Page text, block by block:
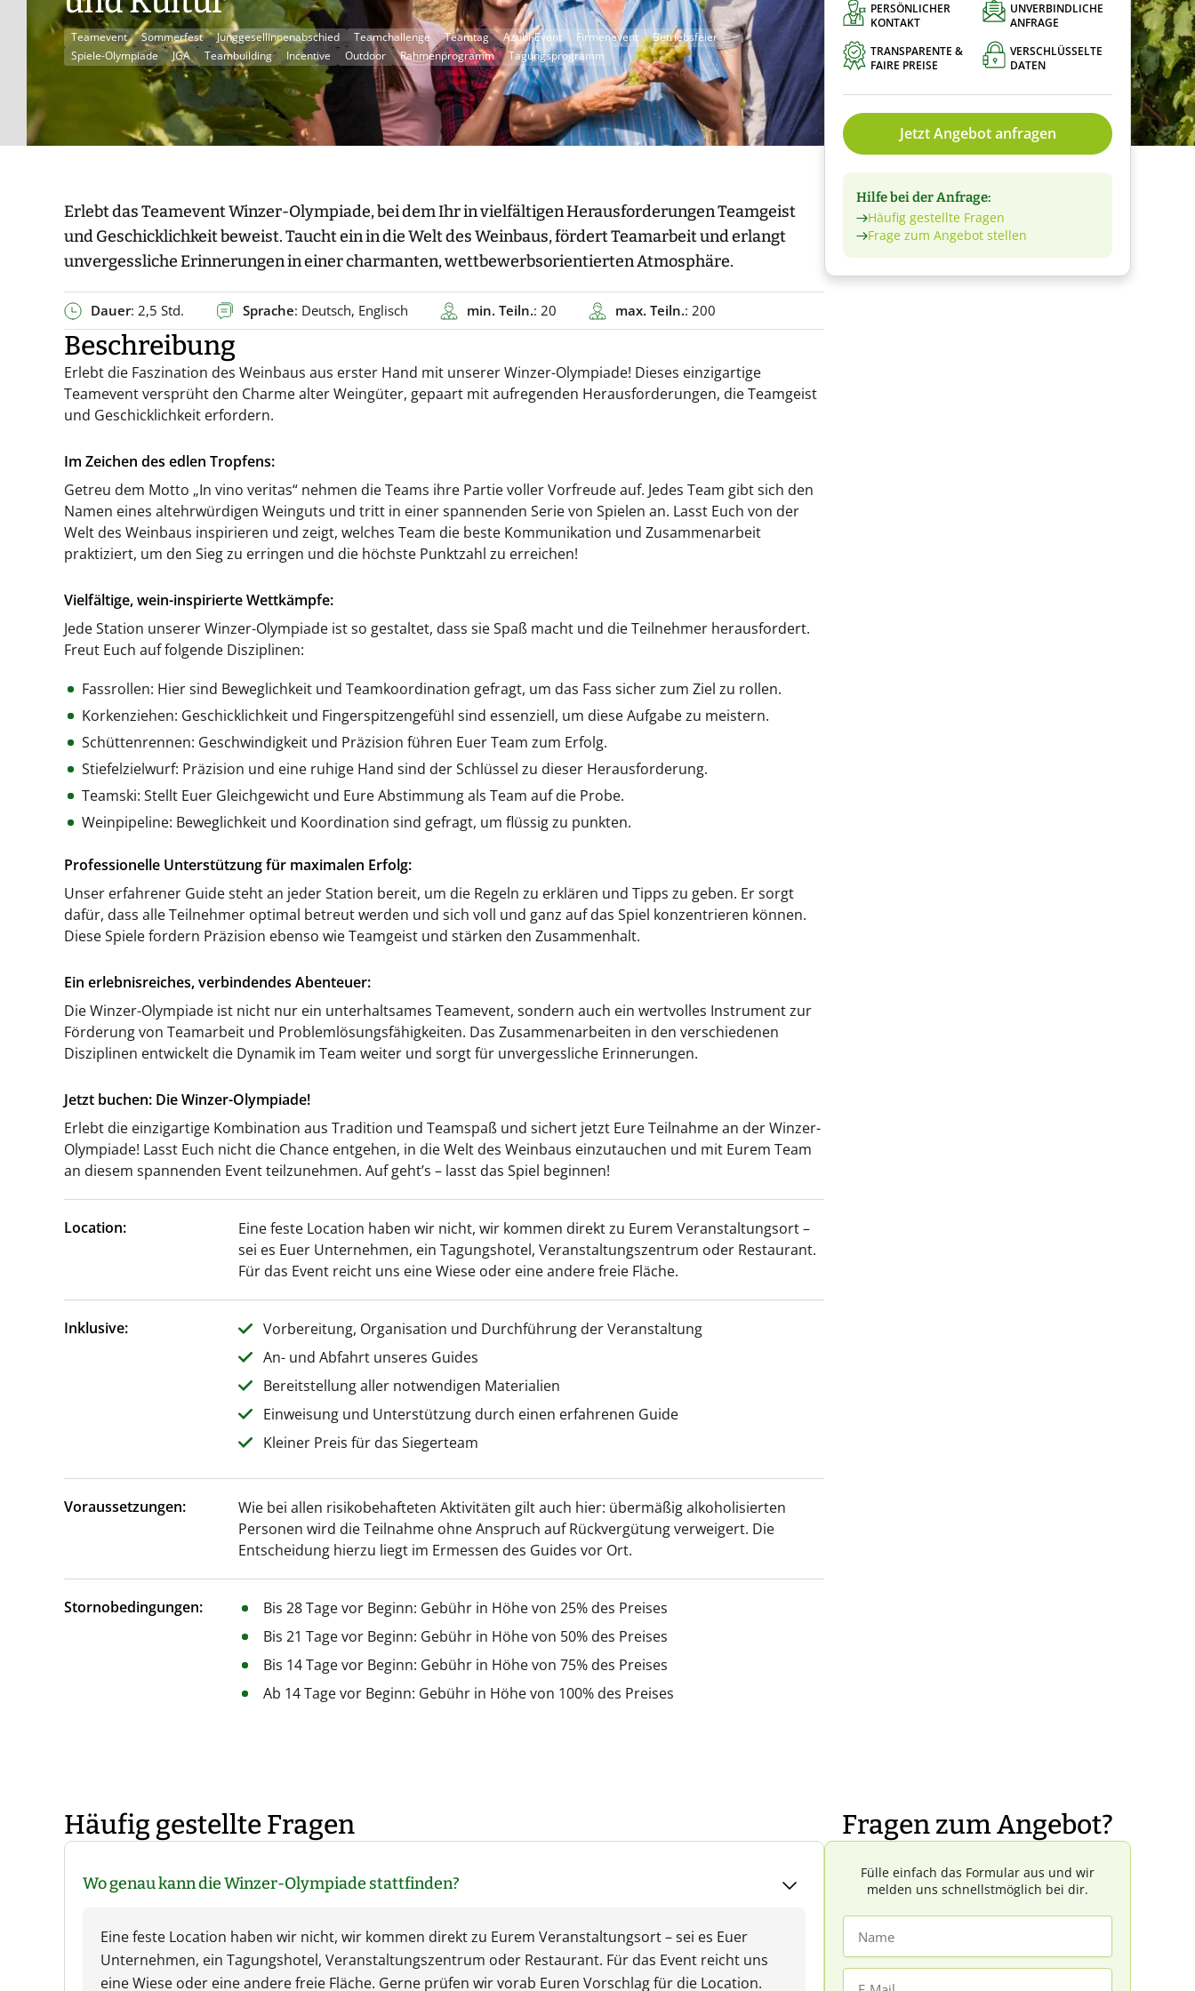
Teamevent Sommerfest Junggesellinnenabschied Teamchallenge Teamtag Azubi-Event Firmenevent
Betriebsfeier
Spiele-Olympiade
JGA Teambuilding Incentive Outdoor Rahmenprogramm Tagungsprogramm
Erlebt das Teamevent Winzer-Olympiade, bei dem Ihr in vielfältigen Herausforderungen Teamgeist
und Geschicklichkeit beweist. Taucht ein in die Welt des Weinbaus, fördert Teamarbeit und erlangt
unvergessliche Erinnerungen in einer charmanten, wettbewerbsorientierten Atmosphäre.
Dauer: 2,5 Std. Sprache: Deutsch, Englisch min. Teiln.: 20 max. Teiln.: 200
Beschreibung
Erlebt die Faszination des Weinbaus aus erster Hand mit unserer Winzer-Olympiade! Dieses einzigartige
Teamevent versprüht den Charme alter Weingüter, gepaart mit aufregenden Herausforderungen, die Teamgeist
und Geschicklichkeit erfordern.
Im Zeichen des edlen Tropfens:
Getreu dem Motto „In vino veritas“ nehmen die Teams ihre Partie voller Vorfreude auf. Jedes Team gibt sich den
Namen eines altehrwürdigen Weinguts und tritt in einer spannenden Serie von Spielen an. Lasst Euch von der
Welt des Weinbaus inspirieren und zeigt, welches Team die beste Kommunikation und Zusammenarbeit
praktiziert, um den Sieg zu erringen und die höchste Punktzahl zu erreichen!
Vielfältige, wein-inspirierte Wettkämpfe:
Jede Station unserer Winzer-Olympiade ist so gestaltet, dass sie Spaß macht und die Teilnehmer herausfordert.
Freut Euch auf folgende Disziplinen:
Fassrollen: Hier sind Beweglichkeit und Teamkoordination gefragt, um das Fass sicher zum Ziel zu rollen.
Korkenziehen: Geschicklichkeit und Fingerspitzengefühl sind essenziell, um diese Aufgabe zu meistern.
Schüttenrennen: Geschwindigkeit und Präzision führen Euer Team zum Erfolg.
Stiefelzielwurf: Präzision und eine ruhige Hand sind der Schlüssel zu dieser Herausforderung.
Teamski: Stellt Euer Gleichgewicht und Eure Abstimmung als Team auf die Probe.
Weinpipeline: Beweglichkeit und Koordination sind gefragt, um flüssig zu punkten.
Professionelle Unterstützung für maximalen Erfolg:
Unser erfahrener Guide steht an jeder Station bereit, um die Regeln zu erklären und Tipps zu geben. Er sorgt
dafür, dass alle Teilnehmer optimal betreut werden und sich voll und ganz auf das Spiel konzentrieren können.
Diese Spiele fordern Präzision ebenso wie Teamgeist und stärken den Zusammenhalt.
Ein erlebnisreiches, verbindendes Abenteuer:
Die Winzer-Olympiade ist nicht nur ein unterhaltsames Teamevent, sondern auch ein wertvolles Instrument zur
Förderung von Teamarbeit und Problemlösungsfähigkeiten. Das Zusammenarbeiten in den verschiedenen
Disziplinen entwickelt die Dynamik im Team weiter und sorgt für unvergessliche Erinnerungen.
Jetzt buchen: Die Winzer-Olympiade!
Erlebt die einzigartige Kombination aus Tradition und Teamspaß und sichert jetzt Eure Teilnahme an der Winzer-
Olympiade! Lasst Euch nicht die Chance entgehen, in die Welt des Weinbaus einzutauchen und mit Eurem Team
an diesem spannenden Event teilzunehmen. Auf geht’s – lasst das Spiel beginnen!
Location:
Eine feste Location haben wir nicht, wir kommen direkt zu Eurem Veranstaltungsort –
sei es Euer Unternehmen, ein Tagungshotel, Veranstaltungszentrum oder Restaurant.
Für das Event reicht uns eine Wiese oder eine andere freie Fläche.
Inklusive:
Vorbereitung, Organisation und Durchführung der Veranstaltung
An- und Abfahrt unseres Guides
Bereitstellung aller notwendigen Materialien
Einweisung und Unterstützung durch einen erfahrenen Guide
Kleiner Preis für das Siegerteam
Voraussetzungen:
Wie bei allen risikobehafteten Aktivitäten gilt auch hier: übermäßig alkoholisierten
Personen wird die Teilnahme ohne Anspruch auf Rückvergütung verweigert. Die
Entscheidung hierzu liegt im Ermessen des Guides vor Ort.
Stornobedingungen:
Bis 28 Tage vor Beginn: Gebühr in Höhe von 25% des Preises
Bis 21 Tage vor Beginn: Gebühr in Höhe von 50% des Preises
Bis 14 Tage vor Beginn: Gebühr in Höhe von 75% des Preises
Ab 14 Tage vor Beginn: Gebühr in Höhe von 100% des Preises
PERSÖNLICHER
KONTAKT
UNVERBINDLICHE
ANFRAGE
TRANSPARENTE &
FAIRE PREISE
VERSCHLÜSSELTE
DATEN
Jetzt Angebot anfragen
Hilfe bei der Anfrage:
Häufig gestellte Fragen
Frage zum Angebot stellen
Häufig gestellte Fragen
Wo genau kann die Winzer-Olympiade stattfinden?
Eine feste Location haben wir nicht, wir kommen direkt zu Eurem Veranstaltungsort – sei es Euer
Unternehmen, ein Tagungshotel, Veranstaltungszentrum oder Restaurant. Für das Event reicht uns
eine Wiese oder eine andere freie Fläche. Gerne prüfen wir vorab Euren Vorschlag für die Location.
Fragen zum Angebot?
Fülle einfach das Formular aus und wir
melden uns schnellstmöglich bei dir.